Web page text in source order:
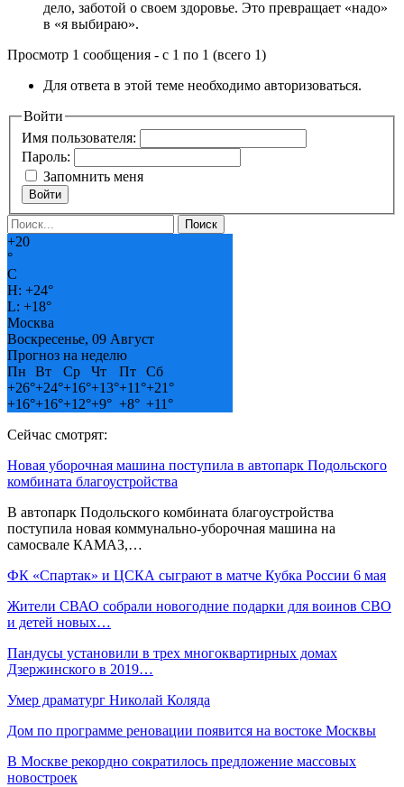
дело, заботой о своем здоровье. Это превращает «надо»
в «я выбираю».
Просмотр 1 сообщения - с 1 по 1 (всего 1)
Для ответа в этой теме необходимо авторизоваться.
Войти
Имя пользователя:
Пароль:
Запомнить меня
Войти
+20
°
C
H: +24°
L: +18°
Москва
Воскресенье, 09 Август
Прогноз на неделю
Пн
Вт Ср Чт Пт
Сб
+26°+24°+16°+13°+11°+21°
+16°+16°+12°+9° +8° +11°
Сейчас смотрят:
Новая уборочная машина поступила в автопарк Подольского
комбината благоустройства
В автопарк Подольского комбината благоустройства
поступила новая коммунально-уборочная машина на
самосвале КАМАЗ,…
ФК «Спартак» и ЦСКА сыграют в матче Кубка России 6 мая
Жители СВАО собрали новогодние подарки для воинов СВО
и детей новых…
Пандусы установили в трех многоквартирных домах
Дзержинского в 2019…
Умер драматург Николай Коляда
Дом по программе реновации появится на востоке Москвы
В Москве рекордно сократилось предложение массовых
новостроек